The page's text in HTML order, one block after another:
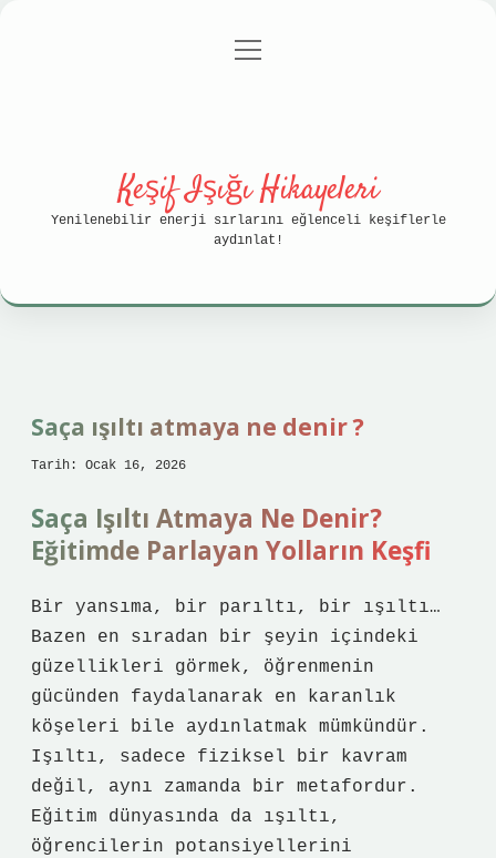
Gizlilik Politikası
menüyü
Keşif Işığı Hikayeleri
Yenilenebilir enerji sırlarını eğlenceli keşiflerle
aydınlat!
Saça ışıltı atmaya ne denir ?
Tarih: Ocak 16, 2026
Saça Işıltı Atmaya Ne Denir?
Eğitimde Parlayan Yolların Keşfi
Bir yansıma, bir parıltı, bir ışıltı…
Bazen en sıradan bir şeyin içindeki
güzellikleri görmek, öğrenmenin
gücünden faydalanarak en karanlık
köşeleri bile aydınlatmak mümkündür.
Işıltı, sadece fiziksel bir kavram
değil, aynı zamanda bir metafordur.
Eğitim dünyasında da ışıltı,
öğrencilerin potansiyellerini